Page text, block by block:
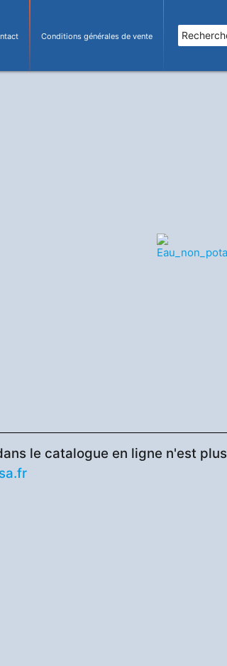
Conditions générales de vente
le catalogue en ligne n'est plus